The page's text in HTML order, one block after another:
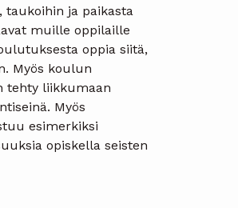
ja paikasta
muille oppilaille
oppia siitä,
Myös koulun
tehty liikkumaan
Myös
esimerkiksi
opiskella seisten